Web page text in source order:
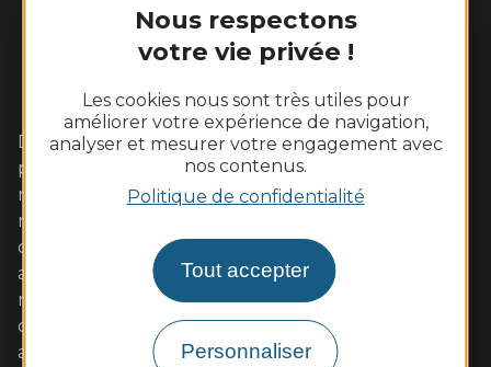
Nous respectons
votre vie privée !
Les cookies nous sont très utiles pour
améliorer votre expérience de navigation,
analyser et mesurer votre engagement avec
nos contenus.
Politique de confidentialité
Tout accepter
Personnaliser
Dans cet écrin de Loire sauvage aux coteaux
plantés de vignes, vivez pleinement un week-end
romantique avec votre amoureux. Les familles s'y
retrouveront également avec plaisir autour
d'activités de pleine nature ou des visites adaptées
aux enfants. Les gourmands tout autant dans nos
restaurants de qualité aux saveurs locales (poulet
d'Ancenis, poisson de Loire, beurre blanc...)
accompagnées de vins AOC. Muscadet et malvoisie